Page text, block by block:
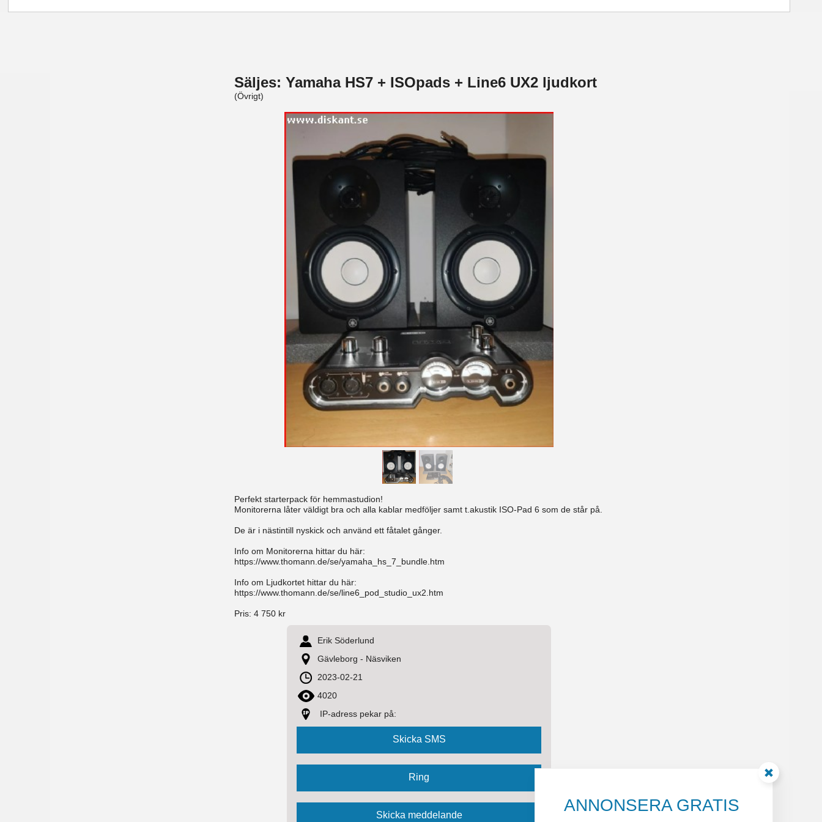
Säljes: Yamaha HS7 + ISOpads + Line6 UX2 ljudkort
(Övrigt)
Perfekt starterpack för hemmastudion!
Monitorerna låter väldigt bra och alla kablar medföljer samt t.akustik ISO-Pad 6 som de står på.
De är i nästintill nyskick och använd ett fåtalet gånger.
Info om Monitorerna hittar du här:
https://www.thomann.de/se/yamaha_hs_7_bundle.htm
Info om Ljudkortet hittar du här:
https://www.thomann.de/se/line6_pod_studio_ux2.htm
Pris:4 750 kr
Erik Söderlund
Gävleborg - Näsviken
2023-02-21
4020
IP-adress pekar på:
ANNONSERA GRATIS